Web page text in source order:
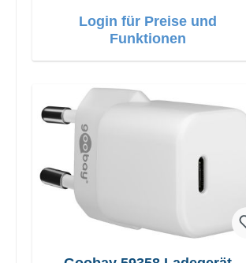
Login für Preise und
Funktionen